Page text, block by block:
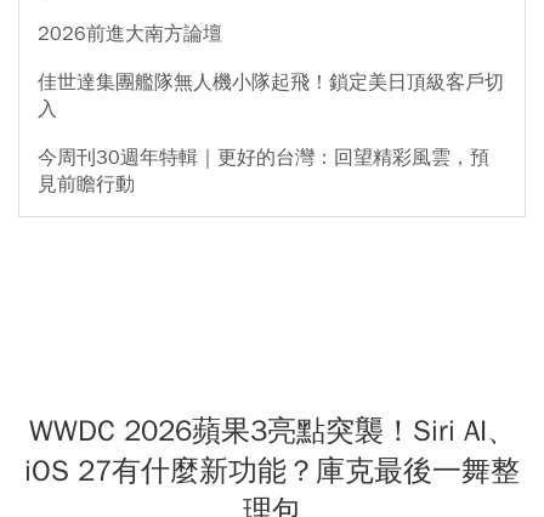
2026前進大南方論壇
佳世達集團艦隊無人機小隊起飛！鎖定美日頂級客戶切
入
今周刊30週年特輯｜更好的台灣：回望精彩風雲，預
見前瞻行動
WWDC 2026蘋果3亮點突襲！Siri AI、
iOS 27有什麼新功能？庫克最後一舞整